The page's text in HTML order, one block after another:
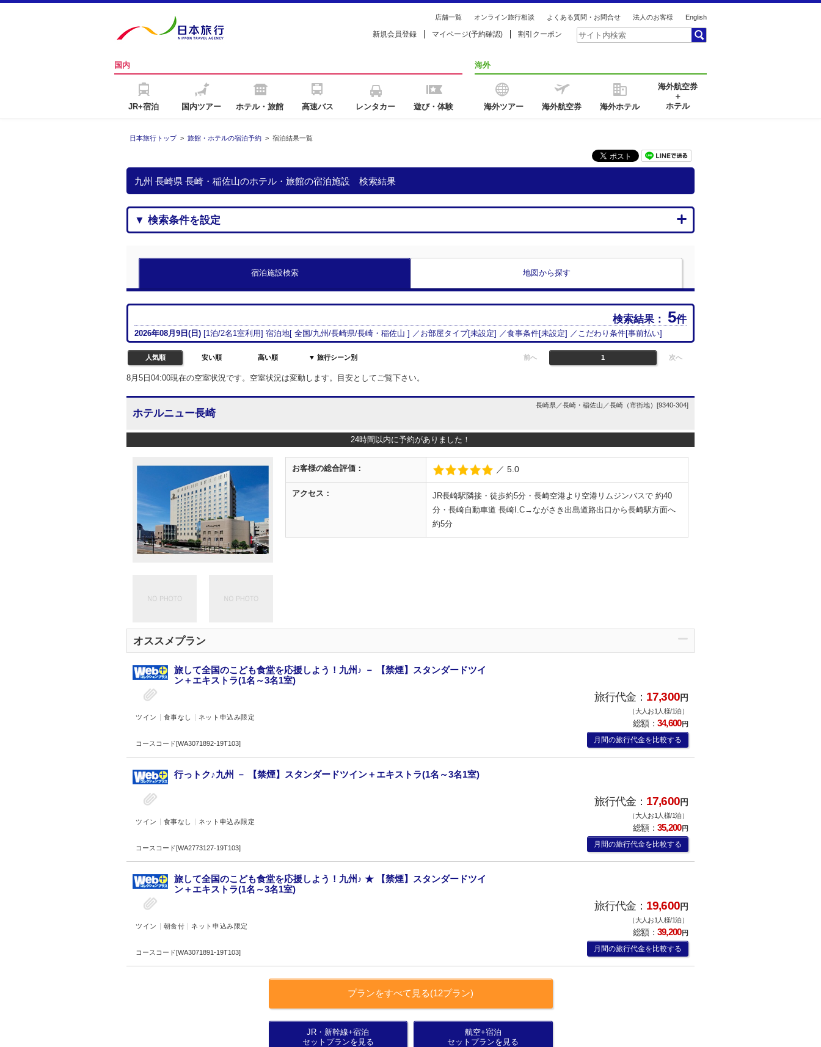
店舗一覧 オンライン旅行相談 よくある質問・お問合せ 法人のお客様 English
新規会員登録 マイページ(予約確認) 割引クーポン
国内
JR+宿泊 国内ツアー ホテル・旅館 高速バス レンタカー 遊び・体験
海外
海外ツアー 海外航空券 海外ホテル
海外航空券
＋
ホテル
日本旅行トップ > 旅館・ホテルの宿泊予約 > 宿泊結果一覧
九州 長崎県 長崎・稲佐山のホテル・旅館の宿泊施設 検索結果
▼ 検索条件を設定
宿泊施設検索 地図から探す
検索結果： 5件
2026年08月 9日(日) [1泊/2名 1室利用] 宿泊地[ 全国/九州 /長崎県/長崎・稲佐山 ] ／お部屋タイプ[未設定] ／食事条件[未設定] ／こだわり条件[事前払い]
人気順 安い順 高い順 ▼ 旅行シーン別 前へ 1 次へ
8月5日04:00現在の空室状況です。空室状況は変動します。目安としてご覧下さい。
ホテルニュー長崎
長崎県／長崎・稲佐山／長崎（市街地）[9340-304]
24時間以内に予約がありました！
お客様の総合評価： ／ 5.0
アクセス：
JR長崎駅隣接・徒歩約5分・長崎空港より空港リムジンバスで 約40
分・長崎自動車道 長崎I.C→ながさき出島道路出口から長崎駅方面へ
約5分
オススメプラン
旅して全国のこども食堂を応援しよう！九州♪ － 【禁煙】スタンダードツイ
ン＋エキストラ(1名～3名1室)
ツイン 食事なし ネット申込み限定
旅行代金： 17,300円
（大人お1人様/1泊）
総額： 34,600円
コースコード[WA3071892-19T103] 月間の旅行代金を比較する
行っトク♪九州 － 【禁煙】スタンダードツイン＋エキストラ(1名～3名1室)
ツイン 食事なし ネット申込み限定
旅行代金： 17,600円
（大人お1人様/1泊）
総額： 35,200円
コースコード[WA2773127-19T103] 月間の旅行代金を比較する
旅して全国のこども食堂を応援しよう！九州♪ ★ 【禁煙】スタンダードツイ
ン＋エキストラ(1名～3名1室)
ツイン 朝食付 ネット申込み限定
旅行代金： 19,600円
（大人お1人様/1泊）
総額： 39,200円
コースコード[WA3071891-19T103] 月間の旅行代金を比較する
プランをすべて見る(12プラン)
JR・新幹線+宿泊
セットプランを見る
航空+宿泊
セットプランを見る